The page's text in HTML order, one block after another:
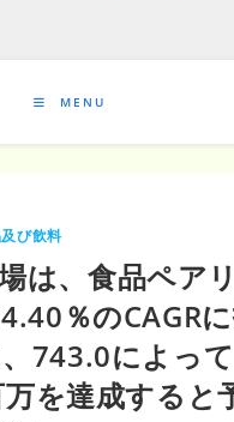
MENU
び飲料
は、食品ペア
％のCAGR
743.0によって
を達成すると